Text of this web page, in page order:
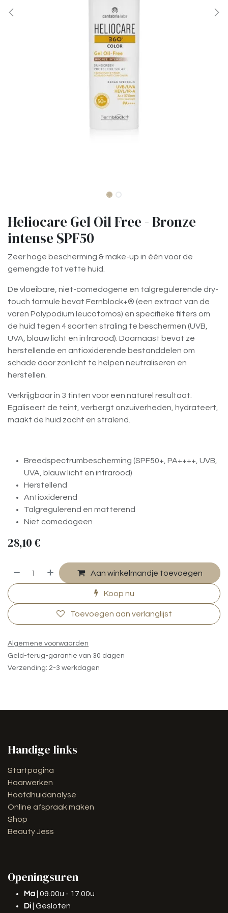
Heliocare Gel Oil Free - Bronze
intense SPF50
Zeer hoge bescherming & make-up in één voor de
gemengde tot vette huid.
De vloeibare, niet-comedogene en talgregulerende dry-
touch formule bevat Fernblock+® (een extract van de
varen Polypodium leucotomos) en specifieke filters om
de huid tegen 4 soorten straling te beschermen (UVB,
UVA, blauw licht en infrarood). Daarnaast bevat ze
herstellende en antioxiderende bestanddelen om
schade door zonlicht te helpen neutraliseren en
herstellen.
Verkrijgbaar in 3 tinten voor een naturel resultaat.
Egaliseert de teint, verbergt onzuiverheden, hydrateert,
maakt de huid zacht en stralend.
Breedspectrumbescherming (SPF50+, PA++++, UVB,
UVA, blauw licht en infrarood)
Herstellend
Antioxiderend
Talgregulerend en matterend
Niet comedogeen
28,10 €
Aan winkelmandje toevoegen
Koop nu
Toevoegen aan verlanglijst
Algemene voorwaarden
Geld-terug-garantie van 30 dagen
Verzending: 2-3 werkdagen
Handige links
Startpagina
Haarwerken
Hoofdhuidanalyse
Online afspraak maken
Shop
Beauty Jess
Openingsuren
Ma | 09.00u - 17.00u
Di | Gesloten